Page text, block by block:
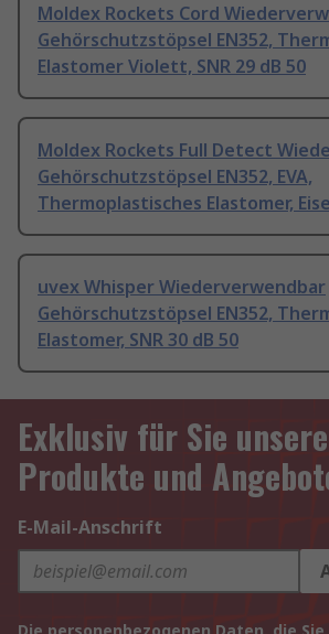
Moldex Rockets Cord
Gehörschutzstöpsel EN352,
Elastomer Violett, SNR 29 dB 50
Moldex Rockets Full Detect
Gehörschutzstöpsel EN352, EVA,
Thermoplastisches Elastomer,
uvex Whisper Wiederverwendbar
Gehörschutzstöpsel EN352,
Elastomer, SNR 30 dB 50
Exklusiv für Sie
Produkte und
E-Mail-Anschrift